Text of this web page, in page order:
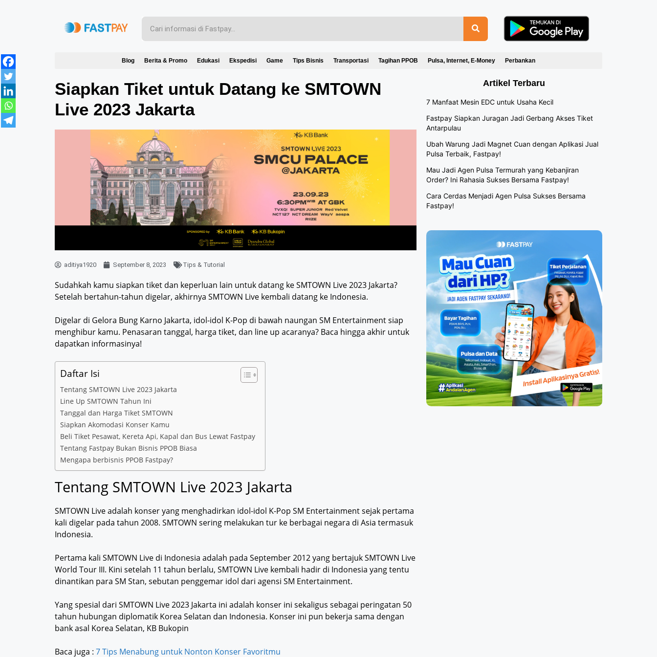
Blog Berita & Promo Edukasi Ekspedisi Game Tips Bisnis Transportasi Tagihan PPOB Pulsa, Internet, E-Money Perbankan
Siapkan Tiket untuk Datang ke SMTOWN
Live 2023 Jakarta
aditiya1920 September 8, 2023 Tips & Tutorial
Sudahkah kamu siapkan tiket dan keperluan lain untuk datang ke SMTOWN Live 2023 Jakarta?
Setelah bertahun-tahun digelar, akhirnya SMTOWN Live kembali datang ke Indonesia.
Digelar di Gelora Bung Karno Jakarta, idol-idol K-Pop di bawah naungan SM Entertainment siap
menghibur kamu. Penasaran tanggal, harga tiket, dan line up acaranya? Baca hingga akhir untuk
dapatkan informasinya!
Daftar Isi
Tentang SMTOWN Live 2023 Jakarta
Line Up SMTOWN Tahun Ini
Tanggal dan Harga Tiket SMTOWN
Siapkan Akomodasi Konser Kamu
Beli Tiket Pesawat, Kereta Api, Kapal dan Bus Lewat Fastpay
Tentang Fastpay Bukan Bisnis PPOB Biasa
Mengapa berbisnis PPOB Fastpay?
Tentang SMTOWN Live 2023 Jakarta
SMTOWN Live adalah konser yang menghadirkan idol-idol K-Pop SM Entertainment sejak pertama
kali digelar pada tahun 2008. SMTOWN sering melakukan tur ke berbagai negara di Asia termasuk
Indonesia.
Pertama kali SMTOWN Live di Indonesia adalah pada September 2012 yang bertajuk SMTOWN Live
World Tour III. Kini setelah 11 tahun berlalu, SMTOWN Live kembali hadir di Indonesia yang tentu
dinantikan para SM Stan, sebutan penggemar idol dari agensi SM Entertainment.
Yang spesial dari SMTOWN Live 2023 Jakarta ini adalah konser ini sekaligus sebagai peringatan 50
tahun hubungan diplomatik Korea Selatan dan Indonesia. Konser ini pun bekerja sama dengan
bank asal Korea Selatan, KB Bukopin
Baca juga : 7 Tips Menabung untuk Nonton Konser Favoritmu
Artikel Terbaru
7 Manfaat Mesin EDC untuk Usaha Kecil
Fastpay Siapkan Juragan Jadi Gerbang Akses Tiket
Antarpulau
Ubah Warung Jadi Magnet Cuan dengan Aplikasi Jual
Pulsa Terbaik, Fastpay!
Mau Jadi Agen Pulsa Termurah yang Kebanjiran
Order? Ini Rahasia Sukses Bersama Fastpay!
Cara Cerdas Menjadi Agen Pulsa Sukses Bersama
Fastpay!